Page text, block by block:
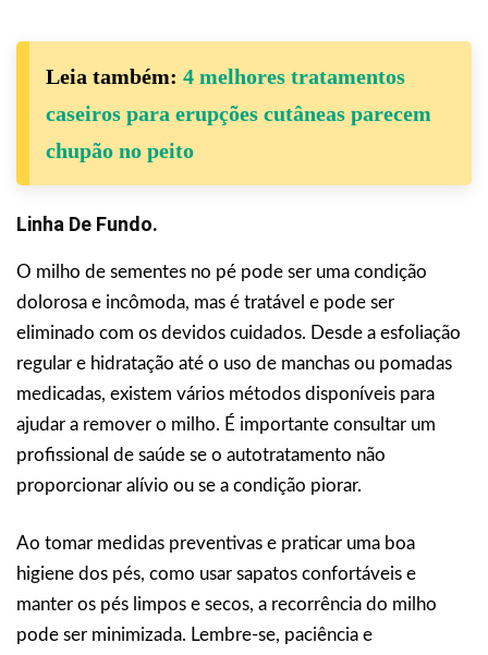
Leia também: 4 melhores tratamentos
caseiros para erupções cutâneas parecem
chupão no peito
Linha De Fundo.
O milho de sementes no pé pode ser uma condição
dolorosa e incômoda, mas é tratável e pode ser
eliminado com os devidos cuidados. Desde a esfoliação
regular e hidratação até o uso de manchas ou pomadas
medicadas, existem vários métodos disponíveis para
ajudar a remover o milho. É importante consultar um
profissional de saúde se o autotratamento não
proporcionar alívio ou se a condição piorar.
Ao tomar medidas preventivas e praticar uma boa
higiene dos pés, como usar sapatos confortáveis e
manter os pés limpos e secos, a recorrência do milho
pode ser minimizada. Lembre-se, paciência e